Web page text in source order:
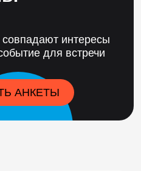
интересы
для встречи
АНКЕТЫ